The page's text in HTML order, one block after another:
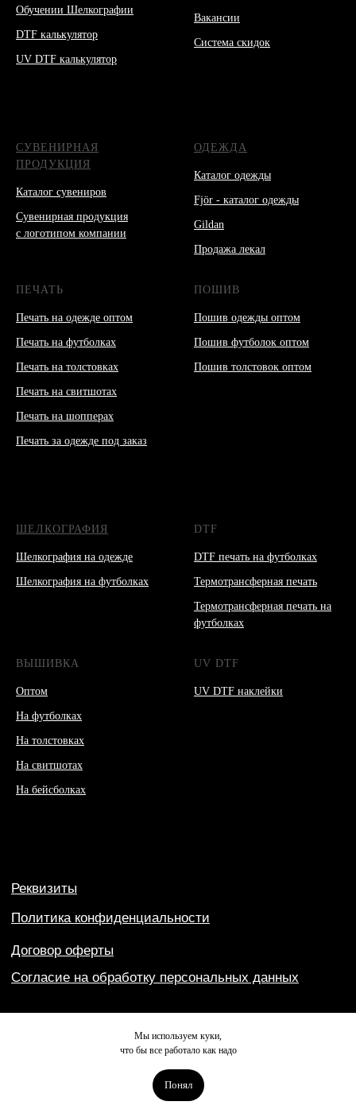
Обучении Шелкографии
DTF калькулятор
UV DTF калькулятор
Вакансии
Система скидок
СУВЕНИРНАЯ
ПРОДУКЦИЯ
Каталог сувениров
Сувенирная продукция
с логотипом компании
ОДЕЖДА
Каталог одежды
Fjör - каталог одежды
Gildan
Продажа лекал
ПЕЧАТЬ
Печать на одежде оптом
Печать на футболках
Печать на толстовках
Печать на свитшотах
Печать на шопперах
Печать за одежде под заказ
ПОШИВ
Пошив одежды оптом
Пошив футболок оптом
Пошив толстовок оптом
ШЕЛКОГРАФИЯ
Шелкография на одежде
Шелкография на футболках
DTF
DTF печать на футболках
Термотрансферная печать
Термотрансферная печать на
футболках
ВЫШИВКА
Оптом
На футболках
На толстовках
На свитшотах
На бейсболках
UV DTF
UV DTF наклейки
Мы используем куки,
что бы все работало как надо
Понял